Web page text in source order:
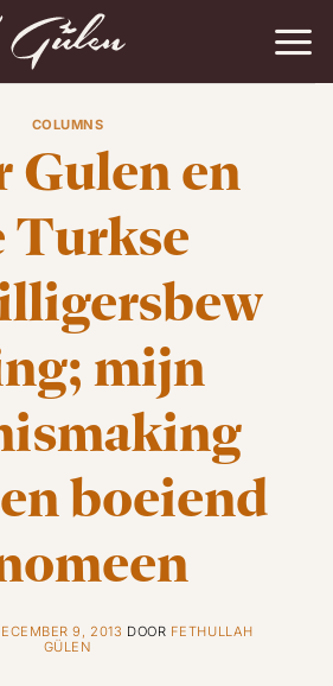
COLUMNS
Gulen en
Turkse
mijn
boeiend
9, 2013 DOOR FETHULLAH
GÜLEN